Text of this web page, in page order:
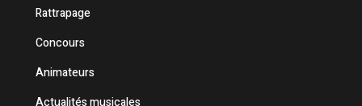
Rattrapage
Concours
Animateurs
Actualités musicales